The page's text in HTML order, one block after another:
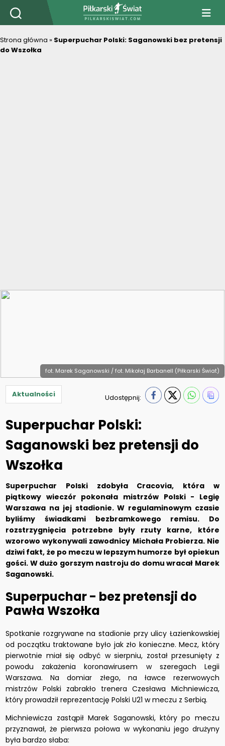
PiłkarskiSwiat.com
Strona główna » Superpuchar Polski: Saganowski bez pretensji
do Wszołka
fot. Marek Saganowski / fot. Mikołaj Barbanell (Piłkarski Świat)
Aktualności Udostępnij:
Superpuchar Polski:
Saganowski bez pretensji do
Wszołka
Superpuchar Polski zdobyła Cracovia, która w
piątkowy wieczór pokonała mistrzów Polski - Legię
Warszawa na jej stadionie. W regulaminowym czasie
byliśmy świadkami bezbramkowego remisu. Do
rozstrzygnięcia potrzebne były rzuty karne, które
wzorowo wykonywali zawodnicy Michała Probierza. Nie
dziwi fakt, że po meczu w lepszym humorze był opiekun
gości. W dużo gorszym nastroju do domu wracał Marek
Saganowski.
Superpuchar - bez pretensji do
Pawła Wszołka
Spotkanie rozgrywane na stadionie przy ulicy Łazienkowskiej
od początku traktowane było jak zło konieczne. Mecz, który
pierwotnie miał się odbyć w sierpniu, został przesunięty z
powodu zakażenia koronawirusem w szeregach Legii
Warszawa. Na domiar złego, na ławce rezerwowych
mistrzów Polski zabrakło trenera Czesława Michniewicza,
który prowadził reprezentację Polski U21 w meczu z Serbią.
Michniewicza zastąpił Marek Saganowski, który po meczu
przyznawał, że pierwsza połowa w wykonaniu jego drużyny
była bardzo słaba: